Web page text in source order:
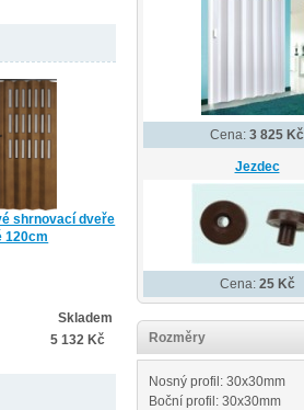
shrnovací dveře
120cm
Skladem
5 132 Kč
Cena: 3 825 Kč
Jezdec
Cena: 25 Kč
Rozměry
Nosný profil: 30x30mm
Boční profil: 30x30mm